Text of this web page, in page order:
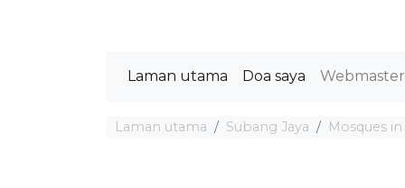
Laman utama Doa saya Webmaster
Laman utama Subang Jaya Mosques